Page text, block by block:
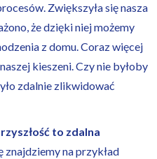
Zwiększyła się nasza
że dzięki niej możemy
z domu. Coraz więcej
kieszeni. Czy nie byłoby
zdalnie zlikwidować
to zdalna
znajdziemy na przykład